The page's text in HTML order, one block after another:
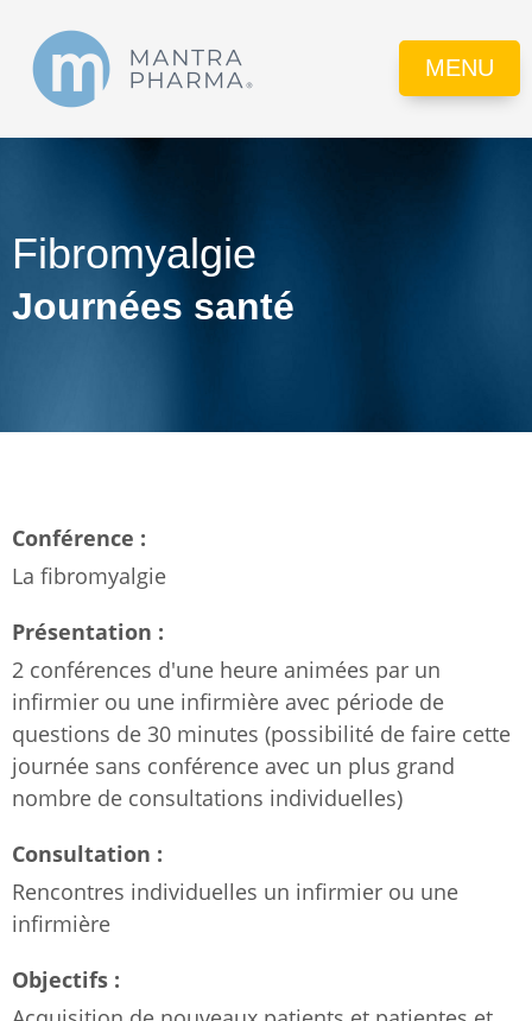
MENU
Fibromyalgie
Journées santé
Conférence :
La fibromyalgie
Présentation :
2 conférences d'une heure animées par un
infirmier ou une infirmière avec période de
questions de 30 minutes (possibilité de faire cette
journée sans conférence avec un plus grand
nombre de consultations individuelles)
Consultation :
Rencontres individuelles un infirmier ou une
infirmière
Objectifs :